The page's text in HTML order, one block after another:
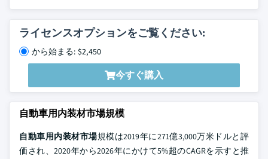
ライセンスオプションをご覧ください:
から始まる: $2,450
今すぐ購入
自動車用内装材市場規模
自動車用内装材市場規模は2019年に271億3,000万米ドルと評
価され、2020年から2026年にかけて5%超のCAGRを示すと推